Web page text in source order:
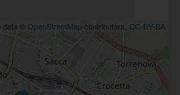
data © OpenStreetMapcontributors, CC-BY-SA